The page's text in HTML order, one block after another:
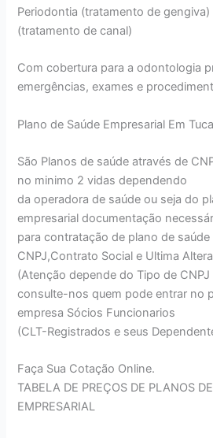
Periodontia (tratamento de
(tratamento de canal)
Com cobertura para a odontologia
emergências, exames e
Plano de Saúde Empresarial Em
São Planos de saúde através de
no minimo 2 vidas dependendo
da operadora de saúde ou seja do
empresarial documentação
para contratação de plano de
CNPJ,Contrato Social e Ultima
(Atenção depende do Tipo de CNPJ
consulte-nos quem pode entrar no
empresa Sócios Funcionarios
(CLT-Registrados e seus
Faça Sua Cotação Online.
TABELA DE PREÇOS DE PLANOS
EMPRESARIAL